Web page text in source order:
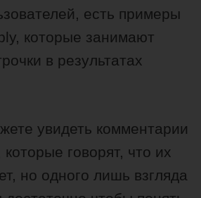
есть примеры
которые занимают
в результатах
увидеть комментарии
говорят, что их
но одного лишь взгляда